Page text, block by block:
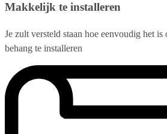
Makkelijk te installeren
Je zult versteld staan hoe eenvoudig het
behang te installeren